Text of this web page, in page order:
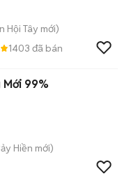
Hội Tây mới)
1403 đã bán
99%
Hiền mới)